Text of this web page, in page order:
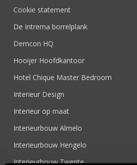
Cookie statement
De Intrema borrelplank
Demcon HQ
Hooijer Hoofdkantoor
Hotel Chique Master Bedroom
Interieur Design
Interieur op maat
Interieurbouw Almelo
Interieurbouw Hengelo
Interieurbouw Twente